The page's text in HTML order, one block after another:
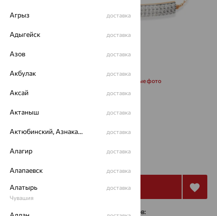
Запросить дополнительные фото
25 528
Купить
4 платежа по 6 382 с помощью сервисов:
Агрыз доставка
Адыгейск доставка
Азов доставка
Акбулак доставка
Аксай доставка
Актаныш доставка
Актюбинский, Азнакаевский район доставка
Алагир доставка
Алапаевск доставка
Алатырь
Чувашия
доставка